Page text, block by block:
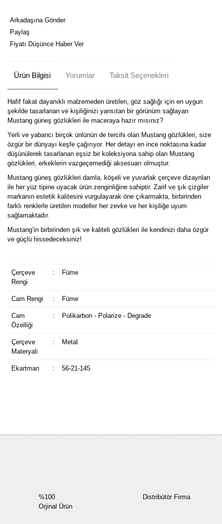
Arkadaşına Gönder
Paylaş
Fiyatı Düşünce Haber Ver
Ürün Bilgisi Yorumlar Taksit Seçenekleri
Hafif fakat dayanıklı malzemeden üretilen, göz sağlığı için en uygun
şekilde tasarlanan ve kişiliğinizi yansıtan bir görünüm sağlayan
Mustang güneş gözlükleri ile maceraya hazır mısınız?
Yerli ve yabancı birçok ünlünün de tercihi olan Mustang gözlükleri, size
özgür bir dünyayı keşfe çağırıyor. Her detayı en ince noktasına kadar
düşünülerek tasarlanan eşsiz bir koleksiyona sahip olan Mustang
gözlükleri, erkeklerin vazgeçemediği aksesuarı olmuştur.
Mustang güneş gözlükleri damla, köşeli ve yuvarlak çerçeve dizaynları
ile her yüz tipine uyacak ürün zenginliğine sahiptir. Zarif ve şık çizgiler
markanın estetik kalitesini vurgulayarak öne çıkarmakta, birbirinden
farklı renklerle üretilen modeller her zevke ve her kişiliğe uyum
sağlamaktadır.
Mustang’in birbirinden şık ve kaliteli gözlükleri ile kendinizi daha özgür
ve güçlü hissedeceksiniz!
Çerçeve
Rengi
: Füme
Cam Rengi : Füme
Cam
Özelliği
: Polikarbon - Polarize - Degrade
Çerçeve
Materyali
: Metal
Ekartman : 56-21-145
%100
Orjinal Ürün
Distribütör Firma